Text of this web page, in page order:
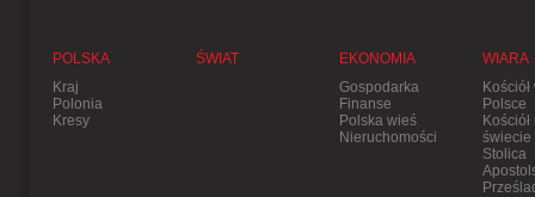
POLSKA
Kraj
Polonia
Kresy
ŚWIAT
EKONOMIA
Gospodarka
Finanse
Polska wieś
Nieruchomości
WIARA
Kościół
Polsce
Kościół
świecie
Stolica